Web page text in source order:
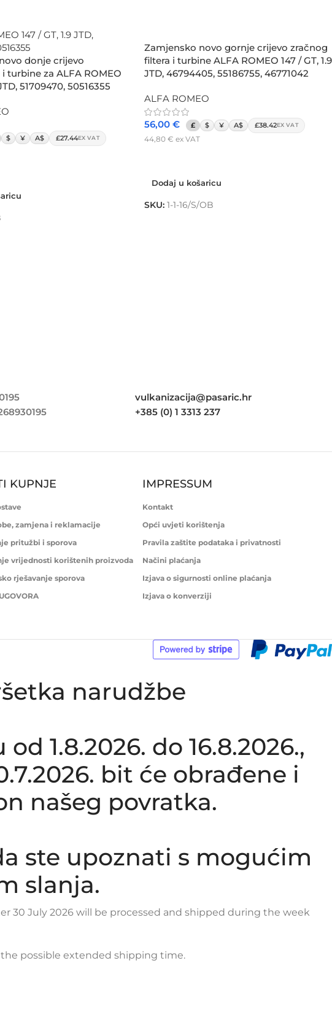
donje crijevo
turbine za ALFA ROMEO
51709470, 50516355
$ ¥ A$ £27.44EX VAT
Zamjensko novo gornje crijevo zračnog
filtera i turbine ALFA ROMEO 147 / GT, 1.9
JTD, 46794405, 55186755, 46771042
ALFA ROMEO
56,00 € £ $ ¥ A$ £38.42EX VAT
44,80 € ex VAT
Dodaj u košaricu
SKU: 1-1-16/S/OB
vulkanizacija@pasaric.hr
+385 (0) 1 3313 237
KUPNJE
zamjena i reklamacije
pritužbi i sporova
vrijednosti korištenih proizvoda
rješavanje sporova
IMPRESSUM
Kontakt
Opći uvjeti korištenja
Pravila zaštite podataka i privatnosti
Načini plaćanja
Izjava o sigurnosti online plaćanja
Izjava o konverziji
narudžbe
1.8.2026. do 16.8.2026.,
bit će obrađene i
našeg povratka.
ste upoznati s mogućim
slanja.
30 July 2026 will be processed and shipped during the week
possible extended shipping time.